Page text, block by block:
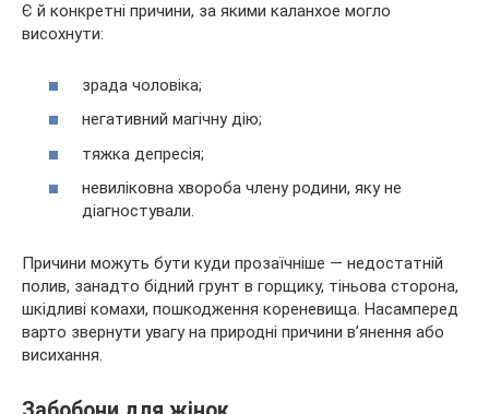
Є й конкретні причини, за якими каланхое могло
висохнути:
зрада чоловіка;
негативний магічну дію;
тяжка депресія;
невиліковна хвороба члену родини, яку не
діагностували.
Причини можуть бути куди прозаїчніше — недостатній
полив, занадто бідний грунт в горщику, тіньова сторона,
шкідливі комахи, пошкодження кореневища. Насамперед
варто звернути увагу на природні причини в’янення або
висихання.